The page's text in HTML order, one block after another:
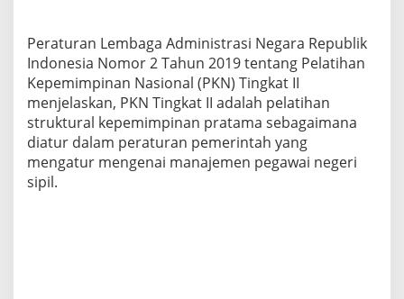
Peraturan Lembaga Administrasi Negara Republik
Indonesia Nomor 2 Tahun 2019 tentang Pelatihan
Kepemimpinan Nasional (PKN) Tingkat II
menjelaskan, PKN Tingkat II adalah pelatihan
struktural kepemimpinan pratama sebagaimana
diatur dalam peraturan pemerintah yang
mengatur mengenai manajemen pegawai negeri
sipil.